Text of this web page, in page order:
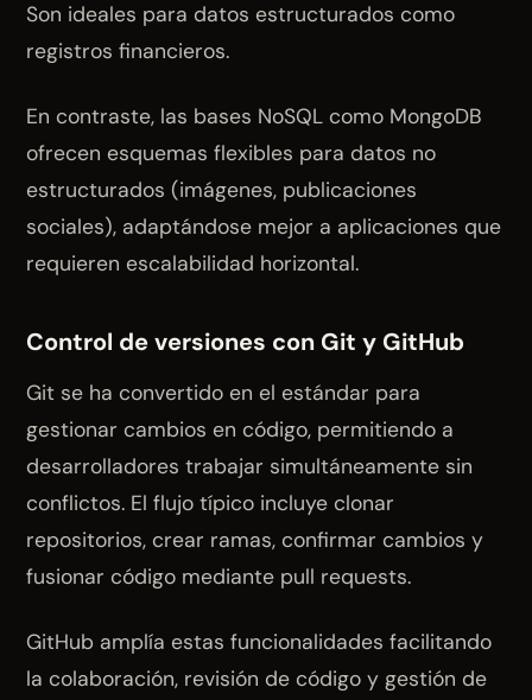
Son ideales para datos estructurados como
registros financieros.
En contraste, las bases NoSQL como MongoDB
ofrecen esquemas flexibles para datos no
estructurados (imágenes, publicaciones
sociales), adaptándose mejor a aplicaciones que
requieren escalabilidad horizontal.
Control de versiones con Git y GitHub
Git se ha convertido en el estándar para
gestionar cambios en código, permitiendo a
desarrolladores trabajar simultáneamente sin
conflictos. El flujo típico incluye clonar
repositorios, crear ramas, confirmar cambios y
fusionar código mediante pull requests.
GitHub amplía estas funcionalidades facilitando
la colaboración, revisión de código y gestión de